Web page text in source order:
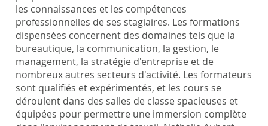
les connaissances et les compétences
professionnelles de ses stagiaires. Les formations
dispensées concernent des domaines tels que la
bureautique, la communication, la gestion, le
management, la stratégie d'entreprise et de
nombreux autres secteurs d'activité. Les formateurs
sont qualifiés et expérimentés, et les cours se
déroulent dans des salles de classe spacieuses et
équipées pour permettre une immersion complète